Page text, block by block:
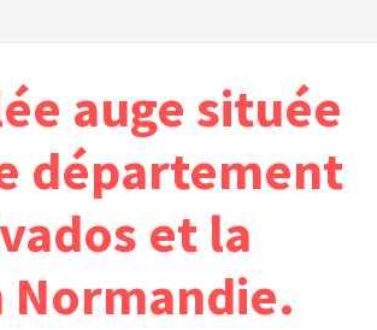
auge située
département
et la
Normandie.